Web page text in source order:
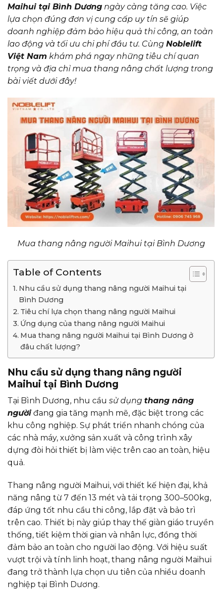
Maihui tại Bình Dương ngày càng tăng cao. Việc
lựa chọn đúng đơn vị cung cấp uy tín sẽ giúp
doanh nghiệp đảm bảo hiệu quả thi công, an toàn
lao động và tối ưu chi phí đầu tư. Cùng Noblelift
Việt Nam khám phá ngay những tiêu chí quan
trọng và địa chỉ mua thang nâng chất lượng trong
bài viết dưới đây!
Mua thang nâng người Maihui tại Bình Dương
Table of Contents
Nhu cầu sử dụng thang nâng người Maihui tại
Bình Dương
Tiêu chí lựa chọn thang nâng người Maihui
Ứng dụng của thang nâng người Maihui
Mua thang nâng người Maihui tại Bình Dương ở
đâu chất lượng?
Nhu cầu sử dụng thang nâng người
Maihui tại Bình Dương
​Tại Bình Dương, nhu cầu sử dụng thang nâng
ngườiđang gia tăng mạnh mẽ, đặc biệt trong các
khu công nghiệp. Sự phát triển nhanh chóng của
các nhà máy, xưởng sản xuất và công trình xây
dựng đòi hỏi thiết bị làm việc trên cao an toàn, hiệu
quả.
Thang nâng người Maihui, với thiết kế hiện đại, khả
năng nâng từ 7 đến 13 mét và tải trọng 300–500kg,
đáp ứng tốt nhu cầu thi công, lắp đặt và bảo trì
trên cao. Thiết bị này giúp thay thế giàn giáo truyền
thống, tiết kiệm thời gian và nhân lực, đồng thời
đảm bảo an toàn cho người lao động. Với hiệu suất
vượt trội và tính linh hoạt, thang nâng người Maihui
đang trở thành lựa chọn ưu tiên của nhiều doanh
nghiệp tại Bình Dương.​